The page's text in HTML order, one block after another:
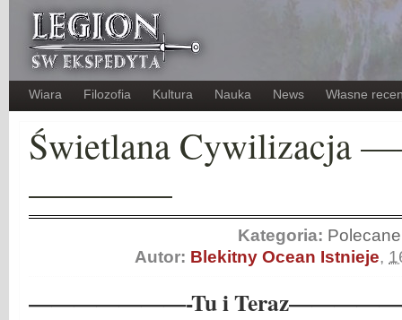
Wiara Filozofia Kultura Nauka News Własne
Świetlana Cywilizacja
————
Kategoria: Polecane
Autor: Blekitny Ocean Istnieje,
———————-Tu i